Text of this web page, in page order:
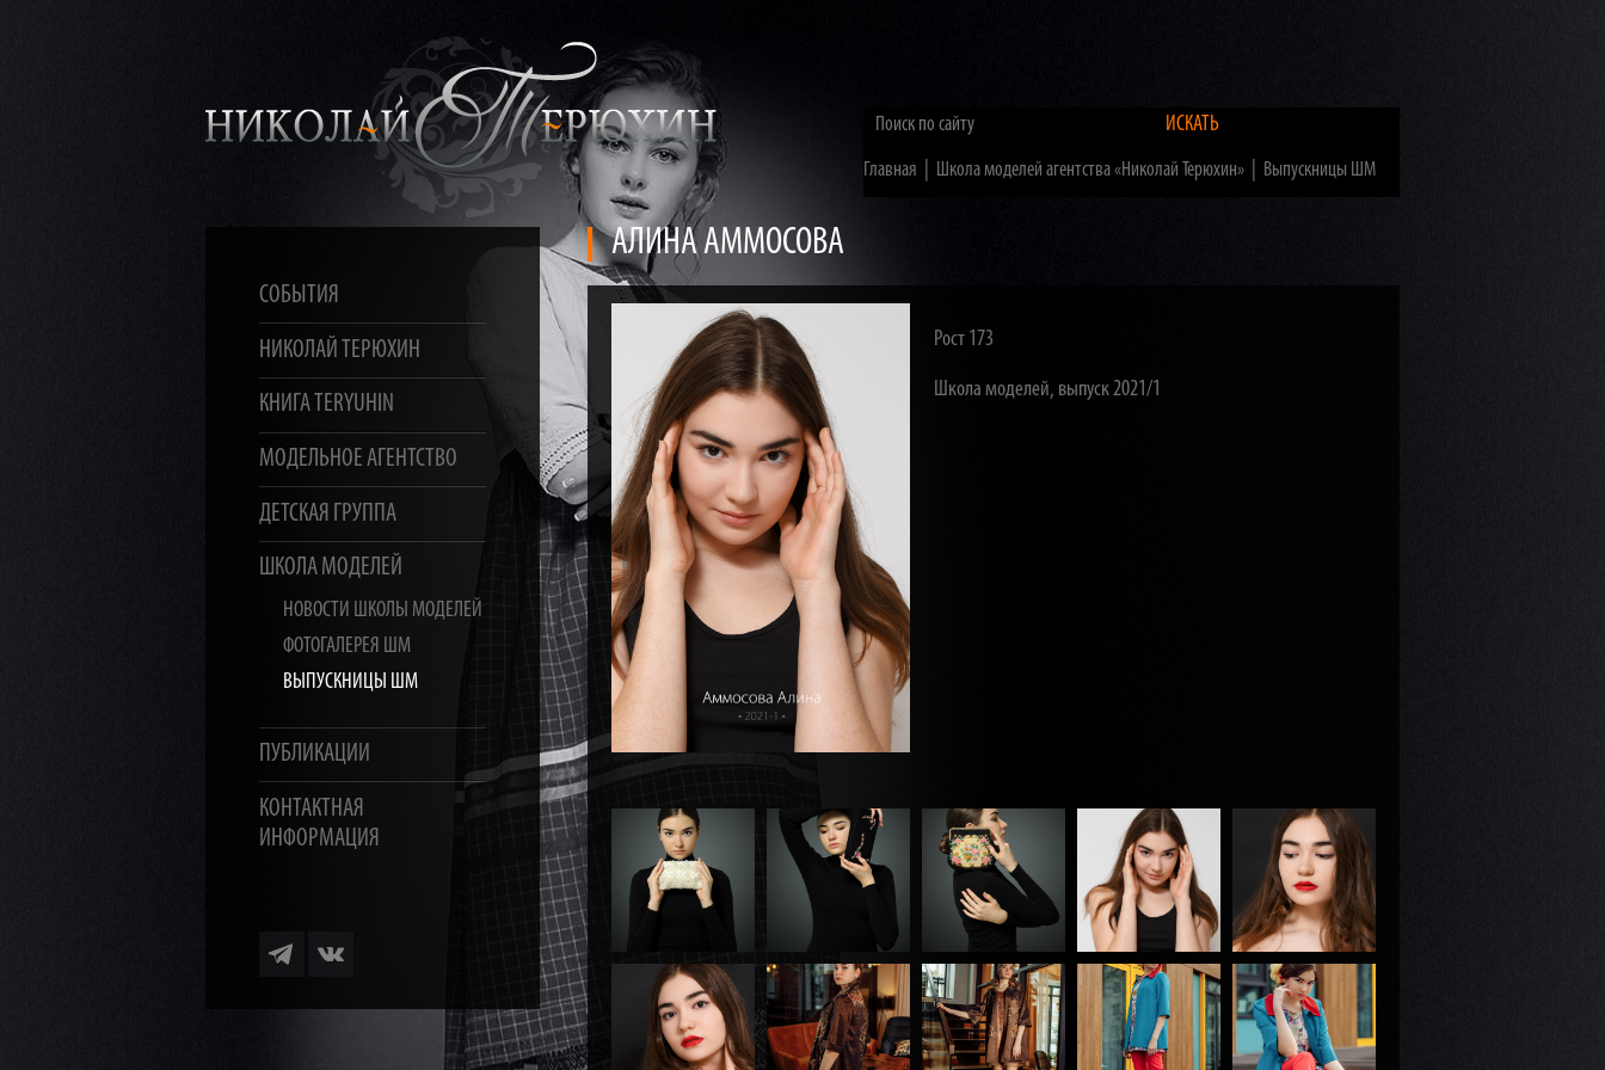
ИСКАТЬ
Главная Школа моделей агентства «Николай Терюхин» Выпускницы ШМ
СОБЫТИЯ
НИКОЛАЙ ТЕРЮХИН
КНИГА TERYUHIN
МОДЕЛЬНОЕ АГЕНТСТВО
ДЕТСКАЯ ГРУППА
ШКОЛА МОДЕЛЕЙ
НОВОСТИ ШКОЛЫ МОДЕЛЕЙ
ФОТОГАЛЕРЕЯ ШМ
ВЫПУСКНИЦЫ ШМ
ПУБЛИКАЦИИ
КОНТАКТНАЯ
ИНФОРМАЦИЯ
АЛИНА АММОСОВА
Рост 173
Школа моделей, выпуск 2021/1